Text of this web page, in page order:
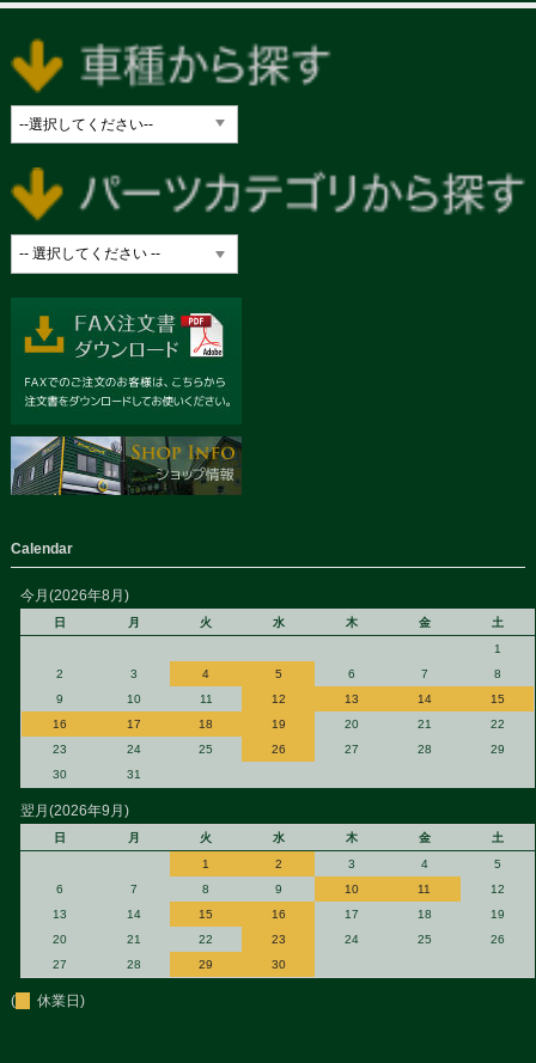
Calendar
今月(2026年8月)
日 月 火 水 木 金
土
1
2
3 4 5 6 7
8
9
10 11 12 13 14
15
16
17 18 19 20 21
22
23
24 25 26 27 28
29
30
31
翌月(2026年9月)
日 月 火 水 木 金
土
1
2 3 4
5
6
7 8 9 10 11
12
13
14 15 16 17 18
19
20
21 22 23 24 25
26
27
28 29 30
( 休業日)